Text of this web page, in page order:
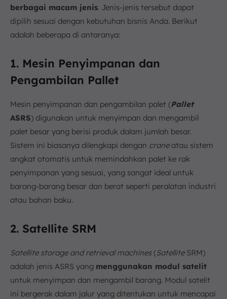
berbagai macam jenis. Jenis-jenis tersebut dapat
dipilih sesuai dengan kebutuhan bisnis Anda. Berikut
adalah beberapa di antaranya:
1. Mesin Penyimpanan dan
Pengambilan Pallet
Mesin penyimpanan dan pengambilan palet (Pallet
ASRS) digunakan untuk menyimpan dan mengambil
palet besar yang berisi produk dalam jumlah besar.
Sistem ini biasanya dilengkapi dengan craneatau sistem
angkat otomatis untuk memindahkan palet ke rak
penyimpanan yang sesuai, yang sangat ideal untuk
barang-barang besar dan berat seperti peralatan industri
atau bahan baku.
2. Satellite SRM
Satellite storage and retrieval machines(SatelliteSRM)
adalah jenis ASRS yang menggunakan modul satelit
untuk menyimpan dan mengambil barang. Modul satelit
ini bergerak dalam jalur yang ditentukan untuk mencapai